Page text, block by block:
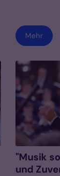
Mehr
"Musik
und